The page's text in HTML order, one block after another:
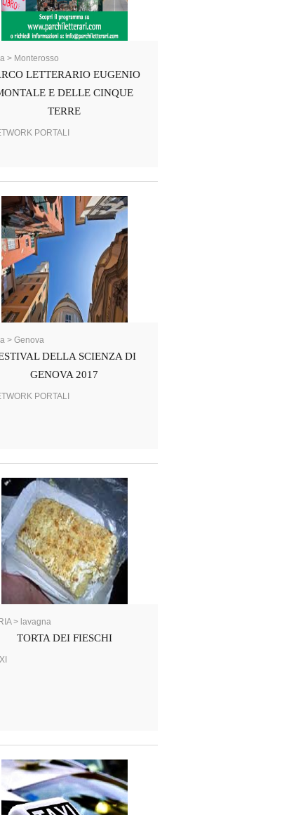
> Monterosso
LETTERARIO EUGENIO
E DELLE CINQUE
TERRE
PORTALI
> Genova
DELLA SCIENZA DI
GENOVA 2017
PORTALI
> lavagna
TORTA DEI FIESCHI